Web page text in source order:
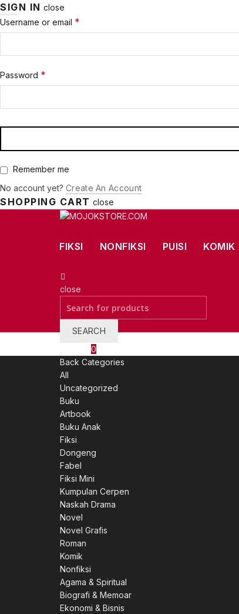
SIGN IN close
Username or email *
Password *
Remember me
No account yet? Create An Account
SHOPPING CART close
FIKSI NONFIKSI PUISI KOMIK
close
for:
SEARCH
0
Back Categories
All
Uncategorized
Buku
Artbook
Buku Anak
Fiksi
Dongeng
Fabel
Fiksi Mini
Kumpulan Cerpen
Naskah Drama
Novel
Novel Grafis
Roman
Komik
Nonfiksi
Agama & Spiritual
Biografi & Memoar
Ekonomi & Bisnis